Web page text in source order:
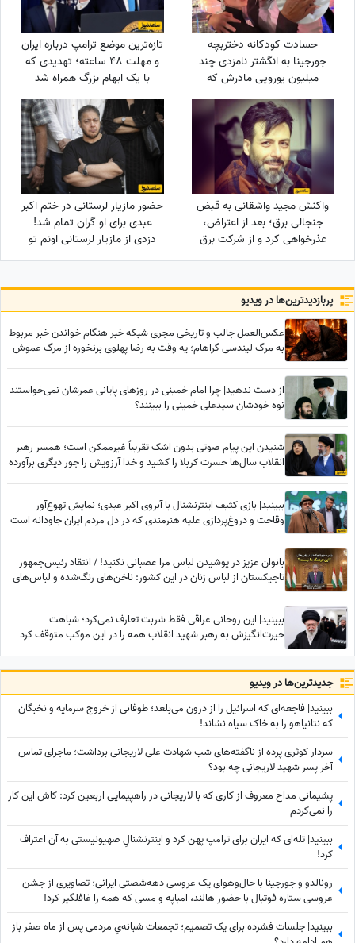
حسادت کودکانه دختربچه
جورجینا به انگشتر نامزدی چند
میلیون یورویی مادرش که
رونالدو به او هدیه داده بود!
تازه‌ترین موضع ترامپ درباره ایران
و مهلت 48 ساعته؛ تهدیدی که
با یک ابهام بزرگ همراه شد
واکنش مجید واشقانی به قبض
جنجالی برق؛ بعد از اعتراض،
عذرخواهی کرد و از شرکت برق
تشکر کرد
حضور مازیار لرستانی در ختم اکبر
عبدی برای او گران تمام شد!
دزدی از مازیار لرستانی اونم تو
روز روشن!
پربازدید‌ترین‌ها در ویدیو
عکس‌العمل جالب و تاریخی مجری شبکه خبر هنگام خواندن خبر مربوط
به مرگ لیندسی گراهام؛ یه وقت به رضا پهلوی برنخوره از مرگ عموش
از دست ندهید| چرا امام خمینی در روزهای پایانی عمرشان نمی‌خواستند
نوه خودشان سیدعلی خمینی را ببینند؟
شنیدن این پیام صوتی بدون اشک تقریباً غیرممکن است؛ همسر رهبر
انقلاب سال‌ها حسرت کربلا را کشید و خدا آرزویش را جور دیگری برآورده
ببینید| بازی کثیف اینترنشنال با آبروی اکبر عبدی؛ نمایش تهوع‌آور
وقاحت و دروغ‌پردازی علیه هنرمندی که در دل مردم ایران جاودانه است
بانوان عزیز در پوشیدن لباس مرا عصبانی نکنید! / انتقاد رئیس‌جمهور
تاجیکستان از لباس زنان در این کشور: ناخن‌های رنگ‌شده و لباس‌های
ببینید| این روحانی عراقی فقط شربت تعارف نمی‌کرد؛ شباهت
حیرت‌انگیزش به رهبر شهید انقلاب همه را در این موکب متوقف کرد
جدید‌ترین‌ها در ویدیو
ببینید| فاجعه‌ای که اسرائیل را از درون می‌بلعد؛ طوفانی از خروج سرمایه و نخبگان
که نتانیاهو را به خاک سیاه نشاند!
سردار کوثری پرده از ناگفته‌های شب شهادت علی لاریجانی برداشت؛ ماجرای تماس
آخر پسر شهید لاریجانی چه بود؟
پشیمانی مداح معروف از کاری که با لاریجانی در راهپیمایی اربعین کرد: کاش این کار
را نمی‌کردم
ببینید| تله‌ای که ایران برای ترامپ پهن کرد و اینترنشنالِ صهیونیستی به آن اعتراف
کرد!
رونالدو و جورجینا با حال‌وهوای یک عروسی دهه‌شصتی ایرانی؛ تصاویری از جشن
عروسی ستاره فوتبال با حضور هالند، امباپه و مسی که همه را غافلگیر کرد!
ببینید| جلسات فشرده برای یک تصمیم؛ تجمعات شبانه‌یِ مردمی پس از ماه صفر باز